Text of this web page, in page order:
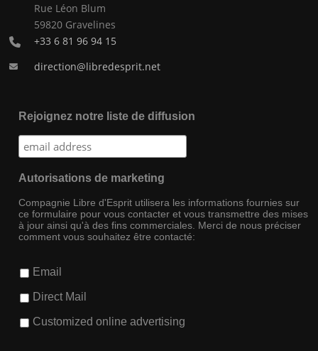
Rue Léon Blum
59820 Gravelines
+33 6 81 96 94 15
direction@libredesprit.net
Rejoignez notre liste de diffusion
Autorisations de marketing
Compagnie Libre d'Esprit utilisera les informations fournies sur
ce formulaire pour vous contacter et vous transmettre des mises
à jour ainsi qu'à des fins commerciales. Merci de nous préciser
comment vous souhaitez être contacté:
Email
Direct Mail
Customized online advertising